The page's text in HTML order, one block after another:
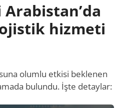
Arabistan’da
hizmeti
olumlu etkisi beklenen
bulundu. İşte detaylar: